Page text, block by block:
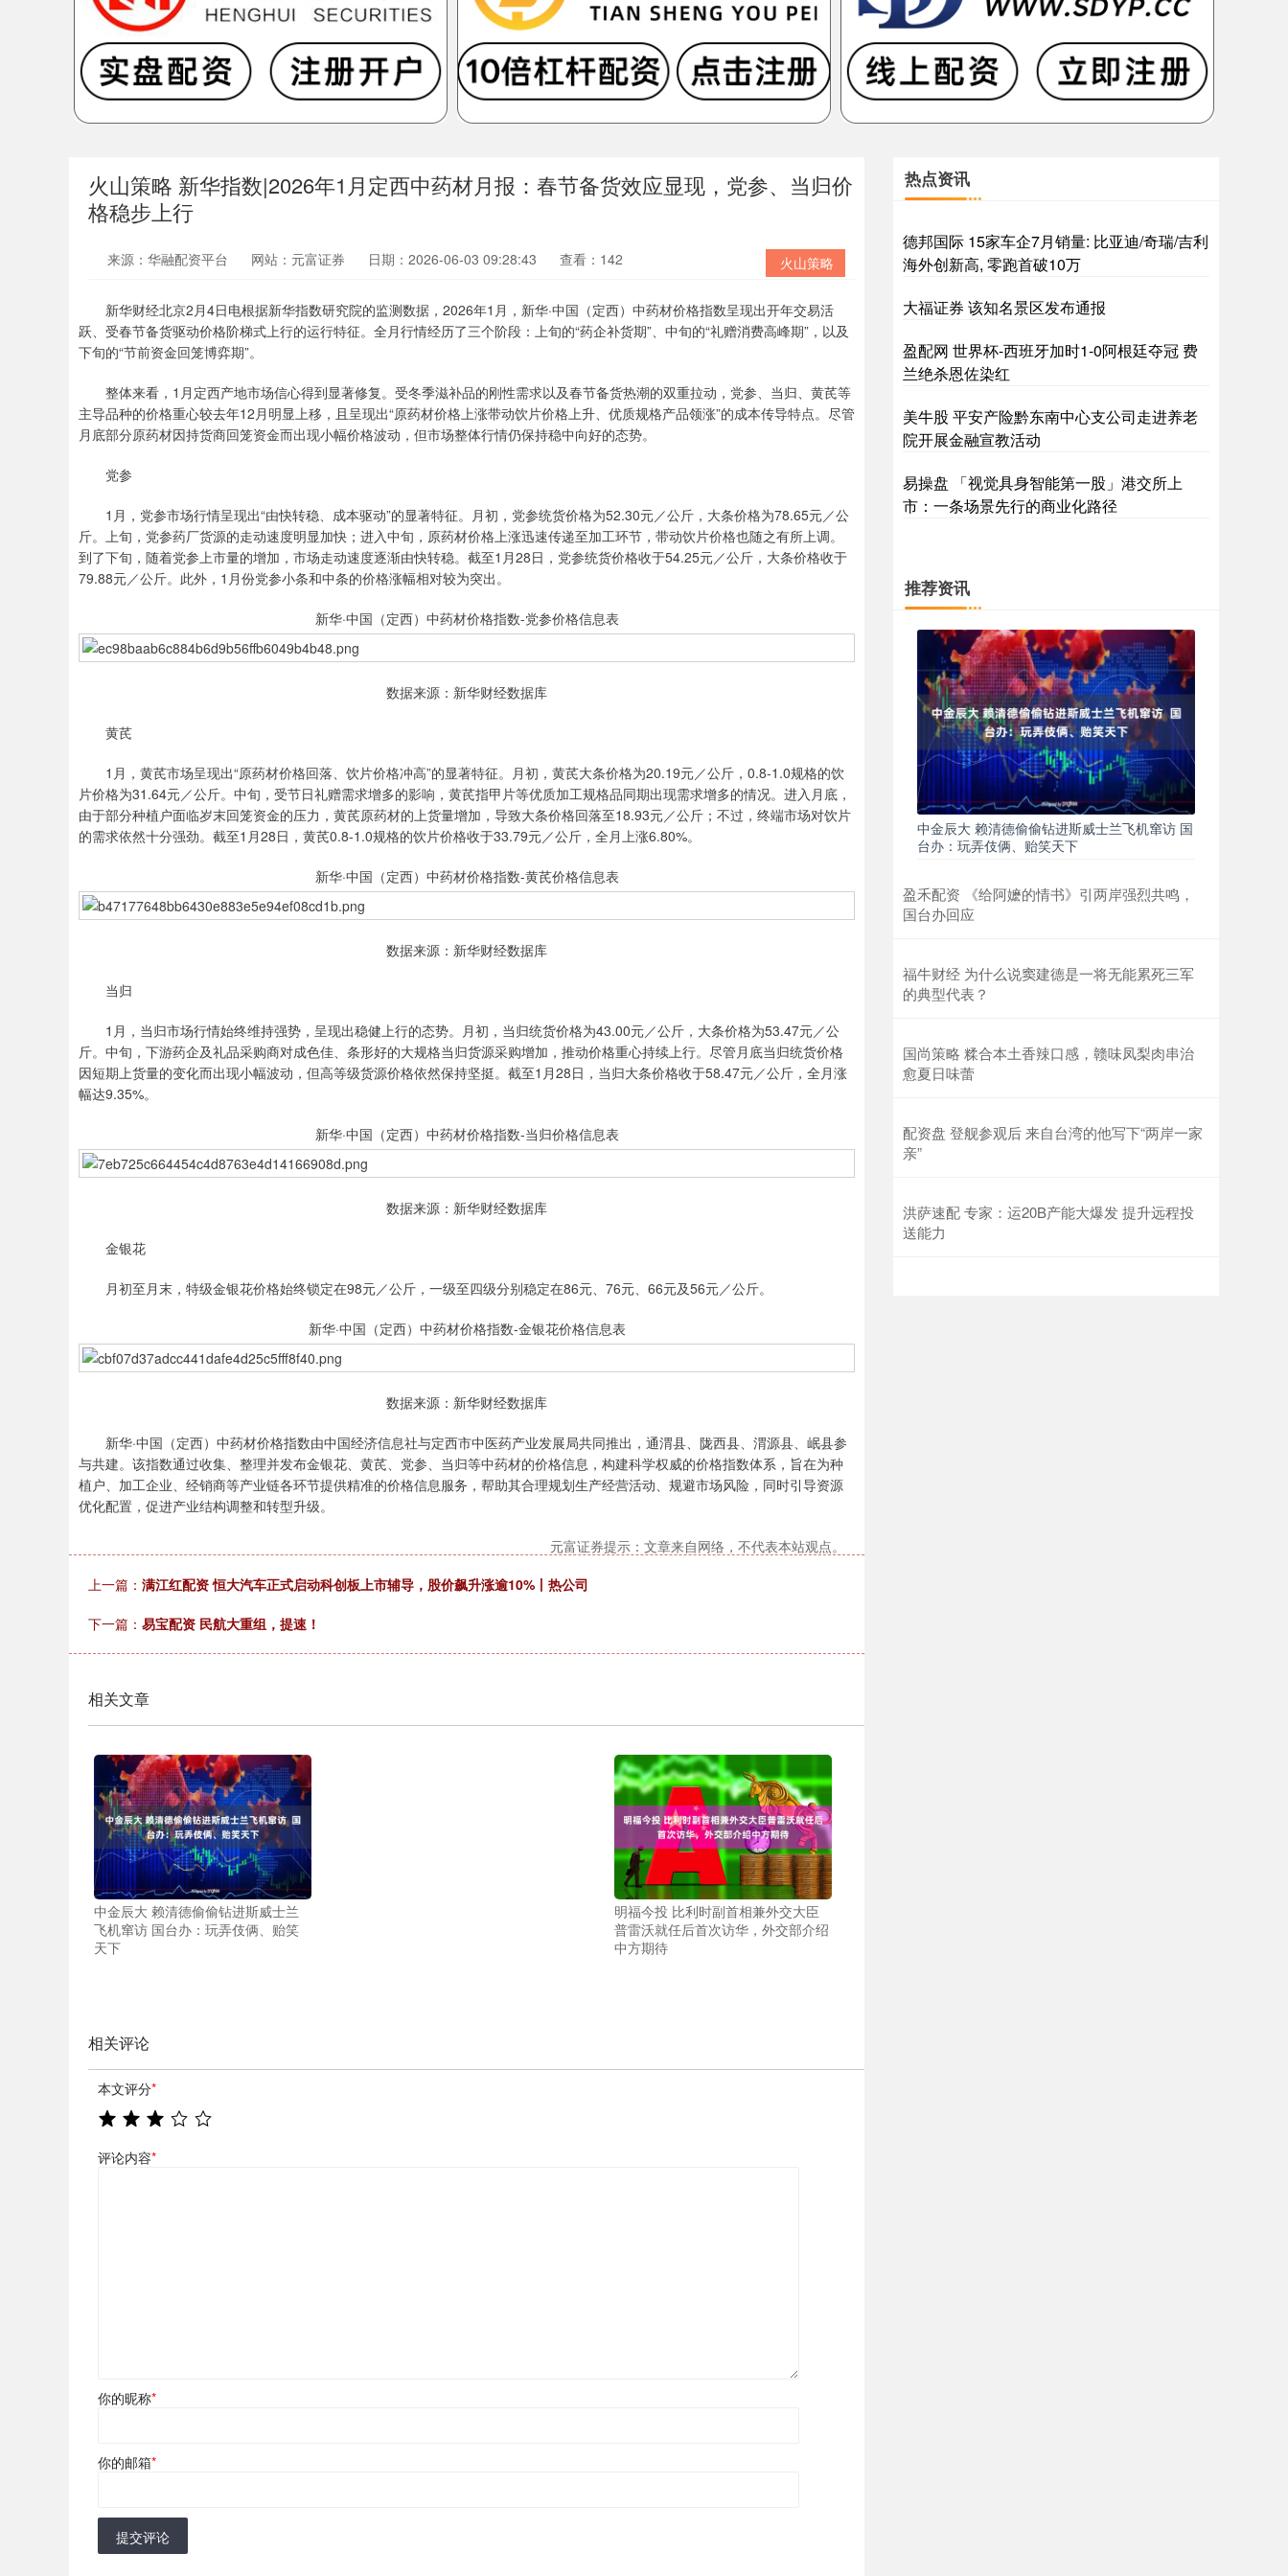
火山策略 新华指数|2026年1月定西中药材月报：春节备货效应显现，党参、当归价
格稳步上行
火山策略
来源：华融配资平台 网站：元富证券 日期：2026-06-03 09:28:43 查看：142
新华财经北京2月4日电根据新华指数研究院的监测数据，2026年1月，新华·中国（定西）中药材价格指数呈现出开年交易活
跃、受春节备货驱动价格阶梯式上行的运行特征。全月行情经历了三个阶段：上旬的“药企补货期”、中旬的“礼赠消费高峰期”，以及
下旬的“节前资金回笼博弈期”。
整体来看，1月定西产地市场信心得到显著修复。受冬季滋补品的刚性需求以及春节备货热潮的双重拉动，党参、当归、黄芪等
主导品种的价格重心较去年12月明显上移，且呈现出“原药材价格上涨带动饮片价格上升、优质规格产品领涨”的成本传导特点。尽管
月底部分原药材因持货商回笼资金而出现小幅价格波动，但市场整体行情仍保持稳中向好的态势。
党参
1月，党参市场行情呈现出“由快转稳、成本驱动”的显著特征。月初，党参统货价格为52.30元／公斤，大条价格为78.65元／公
斤。上旬，党参药厂货源的走动速度明显加快；进入中旬，原药材价格上涨迅速传递至加工环节，带动饮片价格也随之有所上调。
到了下旬，随着党参上市量的增加，市场走动速度逐渐由快转稳。截至1月28日，党参统货价格收于54.25元／公斤，大条价格收于
79.88元／公斤。此外，1月份党参小条和中条的价格涨幅相对较为突出。
新华·中国（定西）中药材价格指数-党参价格信息表
数据来源：新华财经数据库
黄芪
1月，黄芪市场呈现出“原药材价格回落、饮片价格冲高”的显著特征。月初，黄芪大条价格为20.19元／公斤，0.8-1.0规格的饮
片价格为31.64元／公斤。中旬，受节日礼赠需求增多的影响，黄芪指甲片等优质加工规格品同期出现需求增多的情况。进入月底，
由于部分种植户面临岁末回笼资金的压力，黄芪原药材的上货量增加，导致大条价格回落至18.93元／公斤；不过，终端市场对饮片
的需求依然十分强劲。截至1月28日，黄芪0.8-1.0规格的饮片价格收于33.79元／公斤，全月上涨6.80%。
新华·中国（定西）中药材价格指数-黄芪价格信息表
数据来源：新华财经数据库
当归
1月，当归市场行情始终维持强势，呈现出稳健上行的态势。月初，当归统货价格为43.00元／公斤，大条价格为53.47元／公
斤。中旬，下游药企及礼品采购商对成色佳、条形好的大规格当归货源采购增加，推动价格重心持续上行。尽管月底当归统货价格
因短期上货量的变化而出现小幅波动，但高等级货源价格依然保持坚挺。截至1月28日，当归大条价格收于58.47元／公斤，全月涨
幅达9.35%。
新华·中国（定西）中药材价格指数-当归价格信息表
数据来源：新华财经数据库
金银花
月初至月末，特级金银花价格始终锁定在98元／公斤，一级至四级分别稳定在86元、76元、66元及56元／公斤。
新华·中国（定西）中药材价格指数-金银花价格信息表
数据来源：新华财经数据库
新华·中国（定西）中药材价格指数由中国经济信息社与定西市中医药产业发展局共同推出，通渭县、陇西县、渭源县、岷县参
与共建。该指数通过收集、整理并发布金银花、黄芪、党参、当归等中药材的价格信息，构建科学权威的价格指数体系，旨在为种
植户、加工企业、经销商等产业链各环节提供精准的价格信息服务，帮助其合理规划生产经营活动、规避市场风险，同时引导资源
优化配置，促进产业结构调整和转型升级。
元富证券提示：文章来自网络，不代表本站观点。
上一篇： 满江红配资 恒大汽车正式启动科创板上市辅导，股价飙升涨逾10%丨热公司
下一篇： 易宝配资 民航大重组，提速！
相关文章
中金辰大 赖清德偷偷钻进斯威士兰
飞机窜访 国台办：玩弄伎俩、贻笑
天下
明福今投 比利时副首相兼外交大臣
普雷沃就任后首次访华，外交部介绍
中方期待
相关评论
本文评分*
评论内容*
你的昵称*
你的邮箱*
提交评论
热点资讯
德邦国际 15家车企7月销量: 比亚迪/奇瑞/吉利
海外创新高, 零跑首破10万
大福证券 该知名景区发布通报
盈配网 世界杯-西班牙加时1-0阿根廷夺冠 费
兰绝杀恩佐染红
美牛股 平安产险黔东南中心支公司走进养老
院开展金融宣教活动
易操盘 「视觉具身智能第一股」港交所上
市：一条场景先行的商业化路径
推荐资讯
中金辰大 赖清德偷偷钻进斯威士兰飞机窜访 国
台办：玩弄伎俩、贻笑天下
盈禾配资 《给阿嬷的情书》引两岸强烈共鸣，
国台办回应
福牛财经 为什么说窦建德是一将无能累死三军
的典型代表？
国尚策略 糅合本土香辣口感，赣味凤梨肉串治
愈夏日味蕾
配资盘 登舰参观后 来自台湾的他写下“两岸一家
亲”
洪萨速配 专家：运20B产能大爆发 提升远程投
送能力